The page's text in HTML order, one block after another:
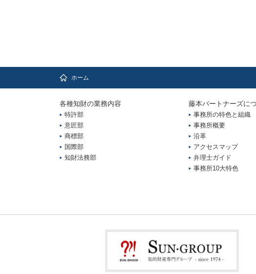
ホーム
各種知財の業務内容
特許部
意匠部
商標部
国際部
知財法務部
藤本パートナーズに
事務所の特色と組織
事務所概要
沿革
アクセスマップ
弁理士ガイド
事務所10大特色